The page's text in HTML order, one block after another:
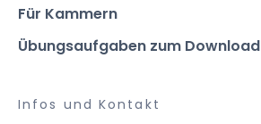
Für Kammern
Übungsaufgaben zum Download
Infos und Kontakt